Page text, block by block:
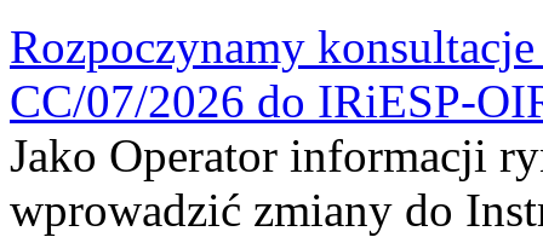
Rozpoczynamy
CC/07/2026 do IRiESP-
Jako Operator informacji
wprowadzić zmiany do